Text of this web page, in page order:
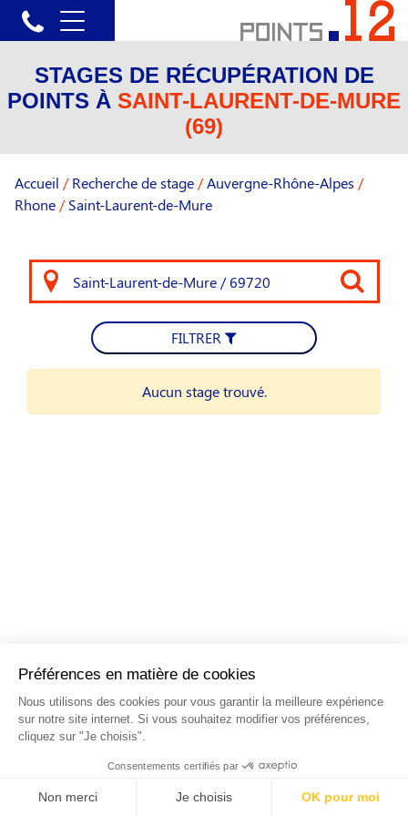
STAGES DE RÉCUPÉRATION DE
POINTS À SAINT-LAURENT-DE-MURE
(69)
Accueil / Recherche de stage /Auvergne-Rhône-Alpes /
Rhone / Saint-Laurent-de-Mure
FILTRER
Aucun stage trouvé.
NOS STAGES DANS LES